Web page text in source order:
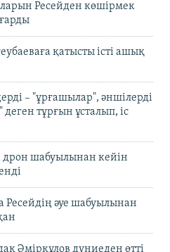
Ресейден көшірмек
қатысты істі ашық
– "ұрғашылар", әншілерді
тұрғын ұсталып, іс
дрон шабуылынан кейін
әуе шабуылынан
Әмірқұлов дүниеден өтті